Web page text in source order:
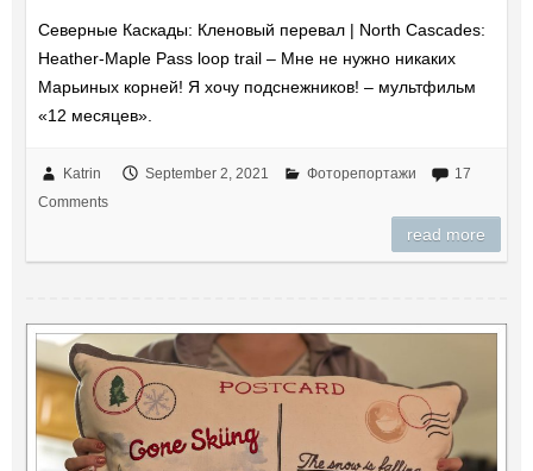
Северные Каскады: Кленовый перевал | North Cascades:
Heather-Maple Pass loop trail – Мне не нужно никаких
Марьиных корней! Я хочу подснежников! – мультфильм
«12 месяцев».
Katrin September 2, 2021 Фоторепортажи
17
Comments
read more